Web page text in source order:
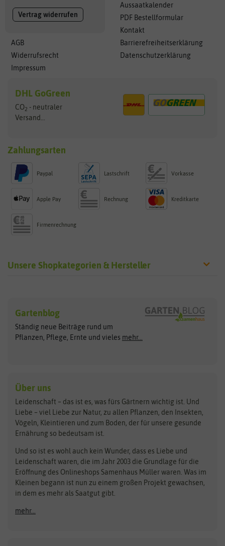
Vertrag widerrufen
AGB
Widerrufsrecht
Impressum
Aussaatkalender
PDF Bestellformular
Kontakt
Barrierefreiheitserklärung
Datenschutzerklärung
DHL GoGreen
CO2 - neutraler
Versand...
Zahlungsarten
Paypal Lastschrift Vorkasse
Apple Pay Rechnung Kreditkarte
Firmenrechnung
Unsere Shopkategorien & Hersteller
Exotische Samen
Gemüsesamen
Gründünger
Kräutersamen
Obstsamen
Pilzbrut
Rasensamen
Steckzwiebeln
Zimmer & Kübelpflanzen
Kataloge
Schnäppchen
Anzucht & Gartenzubehör
Anzuchtschalen
Arche Noah
ASB Greenworld
Benary
Bingenheimer Saatgut
Bionana
BIOWOL
Blumicorn
Bûten Birds
Clever Pots
COMPO
Dürr-Samen
Feldsaaten Freudenberger
Fertil
Flora Elite
Gartenblog
Ständig neue Beiträge rund um
Pflanzen, Pflege, Ernte und vieles mehr...
Über uns
Leidenschaft – das ist es, was fürs Gärtnern wichtig ist. Und
Liebe – viel Liebe zur Natur, zu allen Pflanzen, den Insekten,
Vögeln, Kleintieren und zum Boden, der für unsere gesunde
Ernährung so bedeutsam ist.
Und so ist es wohl auch kein Wunder, dass es Liebe und
Leidenschaft waren, die im Jahr 2003 die Grundlage für die
Eröffnung des Onlineshops Samenhaus Müller waren. Was im
Kleinen begann ist nun zu einem großen Projekt gewachsen,
in dem es mehr als Saatgut gibt.
mehr...